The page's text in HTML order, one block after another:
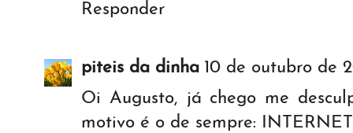
Responder
piteis da dinha 10 de outubro de
Oi Augusto, já chego me
motivo é o de sempre: